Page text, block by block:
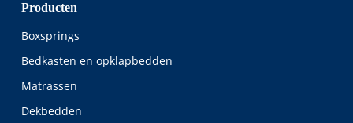
Producten
Boxsprings
Bedkasten en opklapbedden
Matrassen
Dekbedden